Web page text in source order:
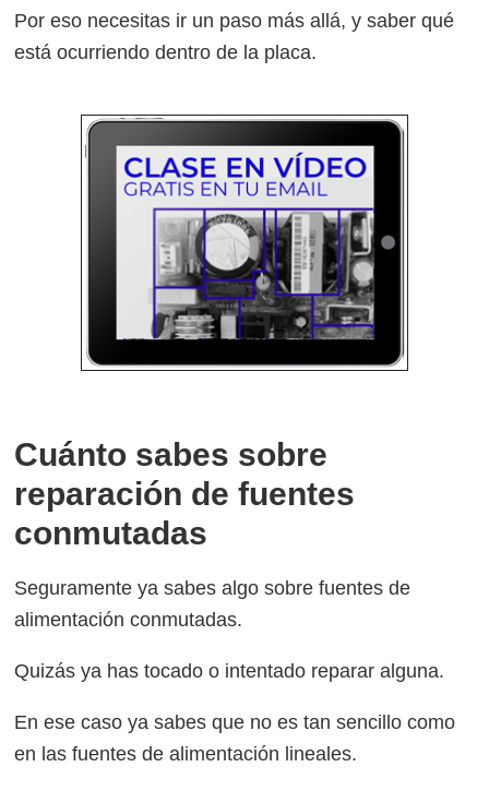
Por eso necesitas ir un paso más allá, y saber qué
está ocurriendo dentro de la placa.
Cuánto sabes sobre
reparación de fuentes
conmutadas
Seguramente ya sabes algo sobre fuentes de
alimentación conmutadas.
Quizás ya has tocado o intentado reparar alguna.
En ese caso ya sabes que no es tan sencillo como
en las fuentes de alimentación lineales.